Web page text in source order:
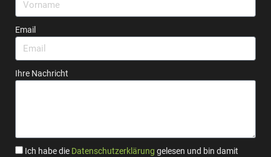
Email
Ihre Nachricht
Ich habe die Datenschutzerklärung gelesen und bin damit